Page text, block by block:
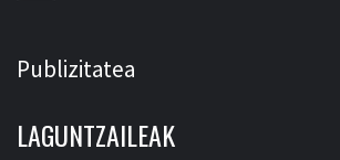
Publizitatea
LAGUNTZAILEAK